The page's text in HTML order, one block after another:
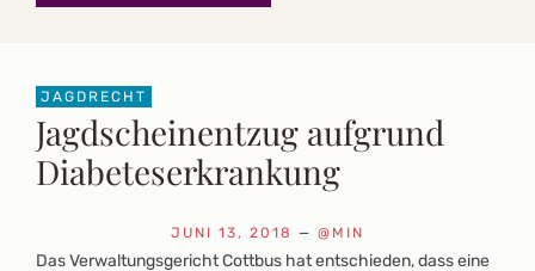
JAGDRECHT
Jagdscheinentzug aufgrund
Diabeteserkrankung
JUNI 13, 2018 — @MIN
Das Verwaltungsgericht Cottbus hat entschieden, dass eine